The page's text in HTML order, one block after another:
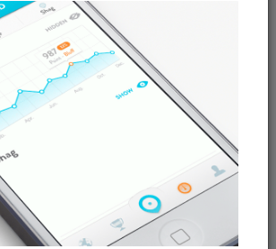
از تخفیف‌ها و جدیدترین‌های فروشگاه ما باخبر
ما را در شبکه‌های اجتماعی دنبال کنید: